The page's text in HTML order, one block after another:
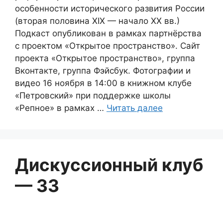
особенности исторического развития России
(вторая половина XIX — начало XX вв.)
Подкаст опубликован в рамках партнёрства
с проектом «Открытое пространство». Сайт
проекта «Открытое пространство», группа
Вконтакте, группа Фэйсбук. Фотографии и
видео 16 ноября в 14:00 в книжном клубе
«Петровский» при поддержке школы
«Репное» в рамках … Читать далее
Дискуссионный клуб
— 33